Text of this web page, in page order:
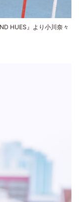
HUES』より小川奈々